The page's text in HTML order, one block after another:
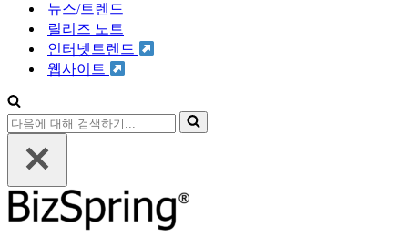
뉴스/트렌드
릴리즈 노트
인터넷트렌드
웹사이트